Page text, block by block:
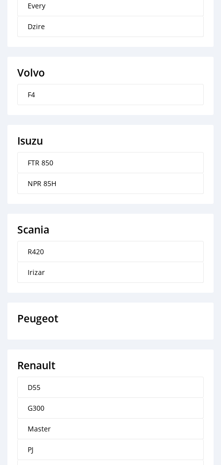
Every
Dzire
Volvo
F4
Isuzu
FTR 850
NPR 85H
Scania
R420
Irizar
Peugeot
Renault
D55
G300
Master
PJ